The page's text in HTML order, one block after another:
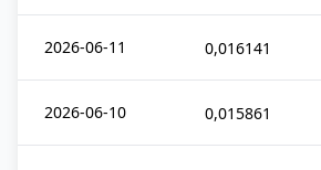
2026-06-11 0,016141
2026-06-10 0,015861